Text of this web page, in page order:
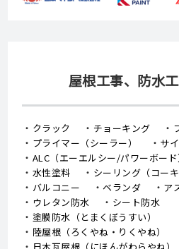
屋根工事、防水
クラック チョーキング
プライマー（シーラー）
サ
ALC（エーエルシー/パワーボード
水性塗料
シーリング（コー
バルコニー
ベランダ
ア
ウレタン防水
シート防水
塗膜防水（とまくぼうすい）
陸屋根（ろくやね・りくやね）